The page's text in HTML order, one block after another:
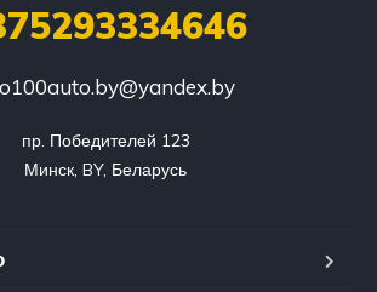
пр. Победителей 123
Минск, BY, Беларусь